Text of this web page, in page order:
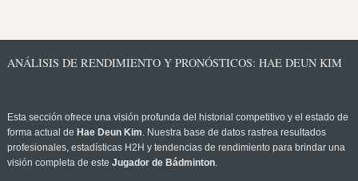
ANÁLISIS DE RENDIMIENTO Y PRONÓSTICOS: HAE DEUN KIM
Esta sección ofrece una visión profunda del historial competitivo y el estado de
forma actual de Hae Deun Kim. Nuestra base de datos rastrea resultados
profesionales, estadísticas H2H y tendencias de rendimiento para brindar una
visión completa de este Jugador de Bádminton.